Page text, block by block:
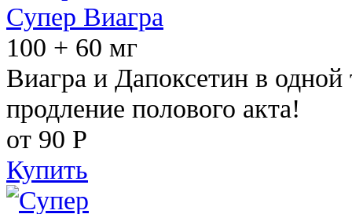
Супер Виагра
100 + 60 мг
Виагра и Дапоксетин в одной
продление полового акта!
от 90 Р
Купить